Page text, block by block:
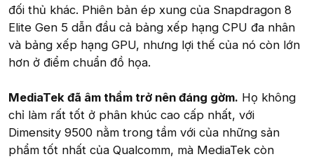
đối thủ khác. Phiên bản ép xung của Snapdragon 8
Elite Gen 5 dẫn đầu cả bảng xếp hạng CPU đa nhân
và bảng xếp hạng GPU, nhưng lợi thế của nó còn lớn
hơn ở điểm chuẩn đồ họa.
MediaTek đã âm thầm trở nên đáng gờm. Họ không
chỉ làm rất tốt ở phân khúc cao cấp nhất, với
Dimensity 9500 nằm trong tầm với của những sản
phẩm tốt nhất của Qualcomm, mà MediaTek còn